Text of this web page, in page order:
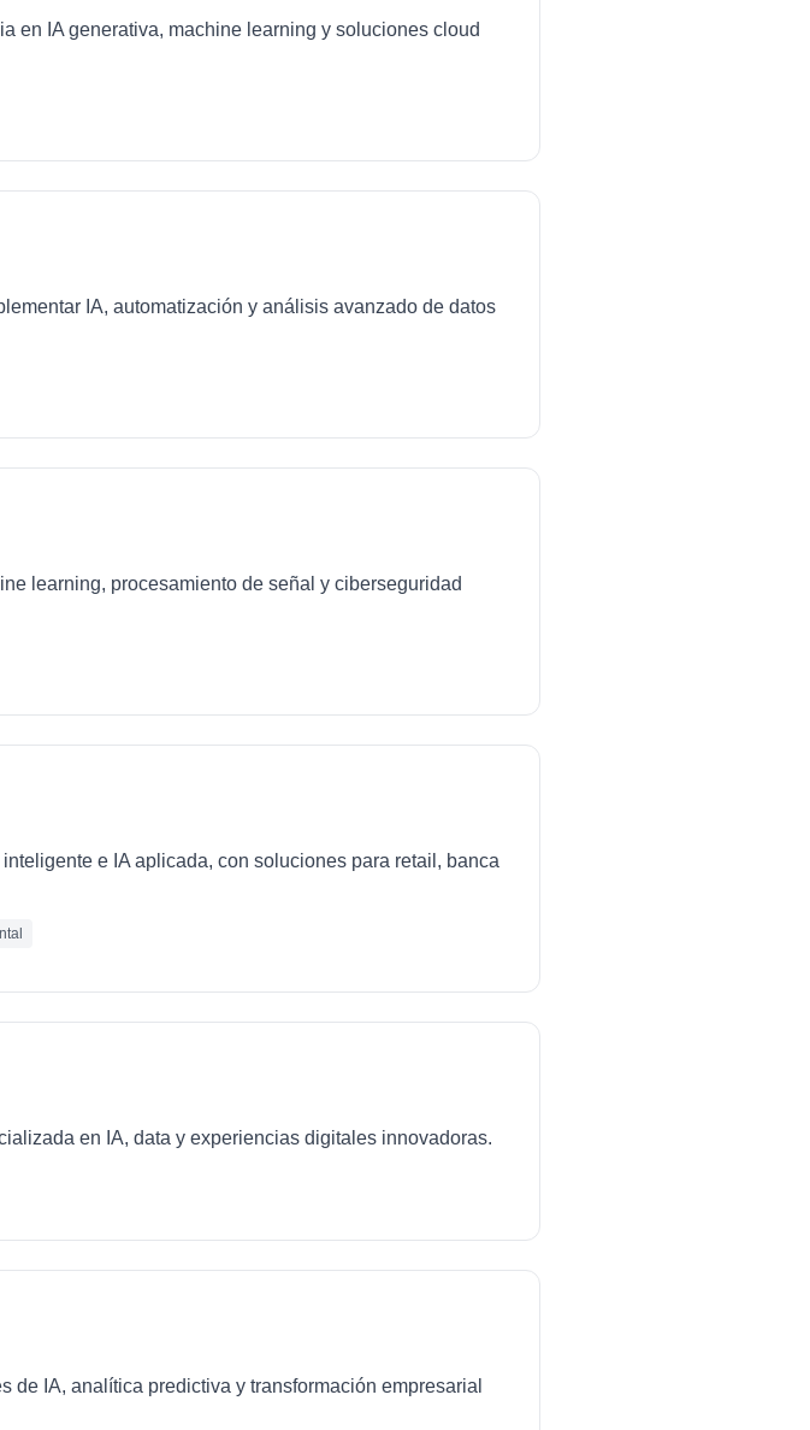
en IA generativa, machine learning y soluciones cloud
IA, automatización y análisis avanzado de datos
learning, procesamiento de señal y ciberseguridad
e IA aplicada, con soluciones para retail, banca
en IA, data y experiencias digitales innovadoras.
IA, analítica predictiva y transformación empresarial